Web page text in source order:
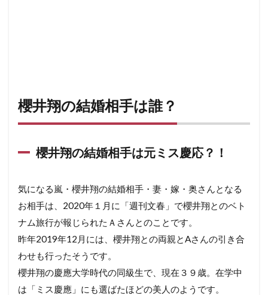
櫻井翔の結婚相手は誰？
櫻井翔の結婚相手は元ミス慶応？！
気になる嵐・櫻井翔の結婚相手・妻・嫁・奥さんとなる
お相手は、2020年１月に「週刊文春」で櫻井翔とのベト
ナム旅行が報じられたＡさんとのことです。
昨年2019年12月には、櫻井翔との両親とAさんの引き合
わせも行ったそうです。
櫻井翔の慶應大学時代の同級生で、現在３９歳。在学中
は「ミス慶應」にも選ばたほどの美人のようです。